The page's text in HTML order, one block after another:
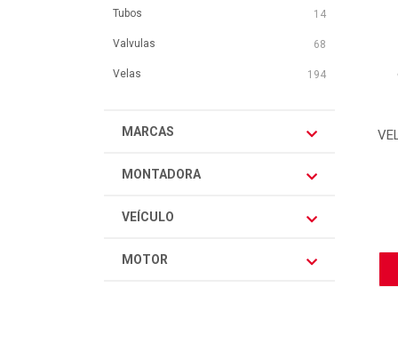
Tubos 14
Valvulas 68
Velas 194
MARCAS
MONTADORA
VEÍCULO
MOTOR